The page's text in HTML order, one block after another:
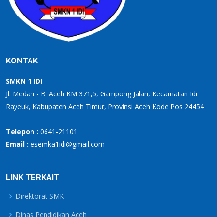
KONTAK
SMKN 1 IDI
Jl. Medan - B. Aceh KM 371,5, Gampong Jalan, Kecamatan Idi
Rayeuk, Kabupaten Aceh Timur, Provinsi Aceh Kode Pos 24454
Telepon : 0641-21101
Email : esemka1idi@gmail.com
LINK TERKAIT
Direktorat SMK
Dinas Pendidikan Aceh